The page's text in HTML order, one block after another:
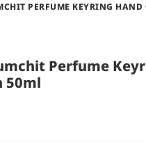
PERFUME KEYRING
Perfume
50ml